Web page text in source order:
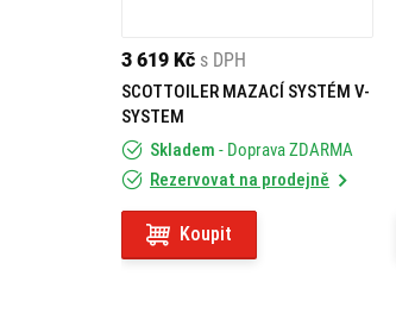
3 619 Kč s DPH
SCOTTOILER MAZACÍ SYSTÉM V-
SYSTEM
Skladem - Doprava ZDARMA
Rezervovat na prodejně
Koupit